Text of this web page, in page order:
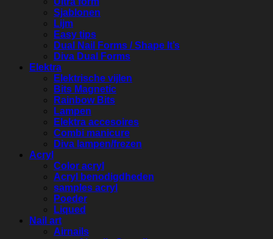
Sjablonen
Lijm
Easy tips
Dual Nail Forms / Shape It’s
Diva Dual Forms
Elektra
Elektrische vijlen
Bits Magnetic
Rainbow Bits
Lampen
Elektra accesoires
Combi manicure
Diva lampen/frezen
Acryl
Color acryl
Acryl benodigdheden
samples acryl
Poeder
Liqued
Nail art
Airnails